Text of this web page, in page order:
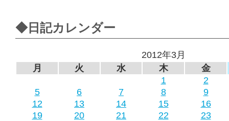
◆日記カレンダー
2012年3月
月
火 水 木
金
1
2
5
6 7 8
9
12
13 14 15
16
19
20 21 22
23